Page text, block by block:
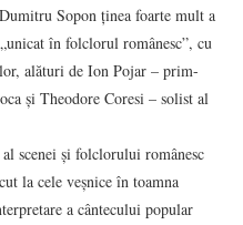
Sopon ținea foarte mult a
în folclorul românesc”, cu
alături de Ion Pojar – prim-
și Theodore Coresi – solist al
scenei și folclorului românesc
la cele veșnice în toamna
a cântecului popular